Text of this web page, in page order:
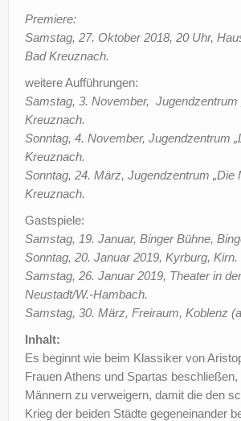
Premiere:
Samstag, 27. Oktober 2018, 20 Uhr,
Bad Kreuznach.
weitere Aufführungen:
Samstag, 3. November, Jugendzentrum
Kreuznach.
Sonntag, 4. November, Jugendzentrum
Kreuznach.
Sonntag, 24. März, Jugendzentrum „Die
Kreuznach.
Gastspiele:
Samstag, 19. Januar, Binger Bühne,
Sonntag, 20. Januar 2019, Kyrburg, Kirn.
Samstag, 26. Januar 2019, Theater in
Neustadt/W.-Hambach.
Samstag, 30. März, Freiraum, Koblenz
Inhalt:
Es beginnt wie beim Klassiker von
Frauen Athens und Spartas
Männern zu verweigern, damit die den
Krieg der beiden Städte gegeneinander